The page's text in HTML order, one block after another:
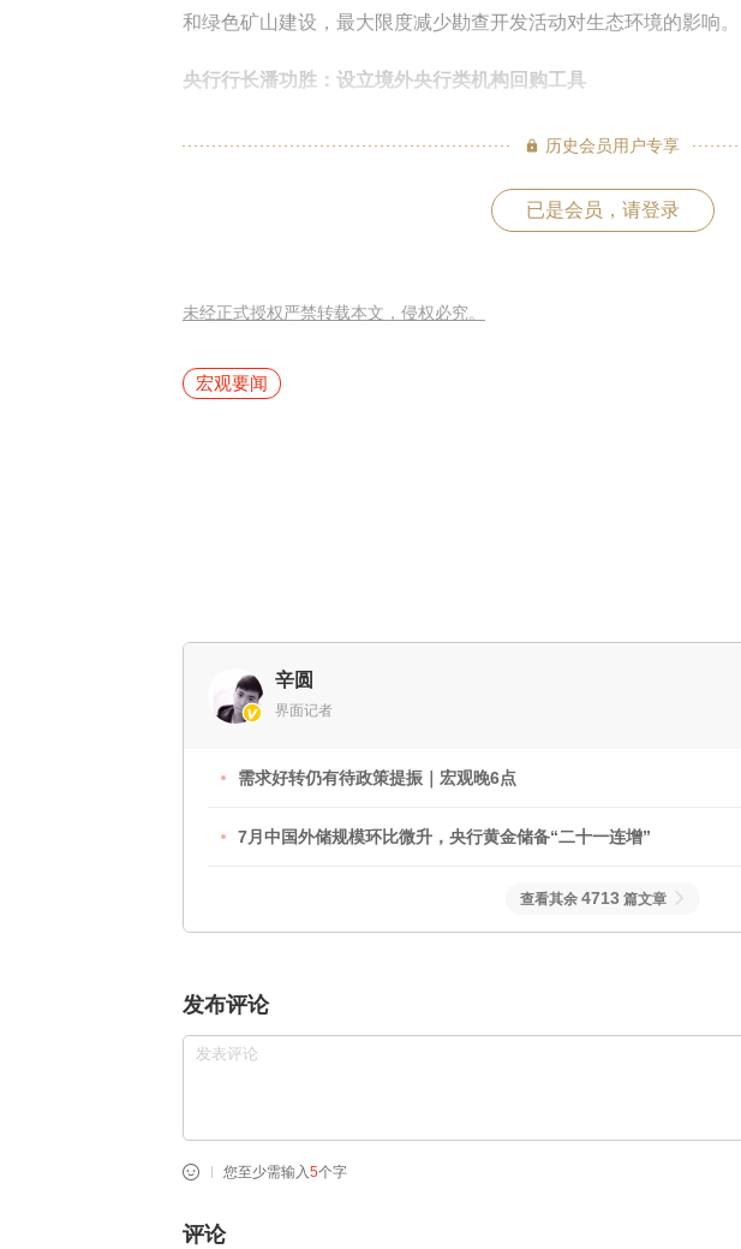
和绿色矿山建设，最大限度减少勘查开发活动对生态环境的影响。
央行行长潘功胜：设立境外央行类机构回购工具
历史会员用户专享
已是会员，请登录
未经正式授权严禁转载本文，侵权必究。
宏观要闻
辛圆
界面记者
需求好转仍有待政策提振｜宏观晚6点
7月中国外储规模环比微升，央行黄金储备“二十一连增”
查看其余 4713 篇文章
发布评论
您至少需输入 5个字
评论